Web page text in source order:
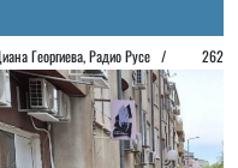
Георгиeва, Радио Русе / 262